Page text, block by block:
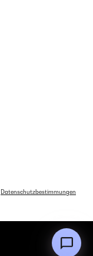
Datenschutzbestimmungen